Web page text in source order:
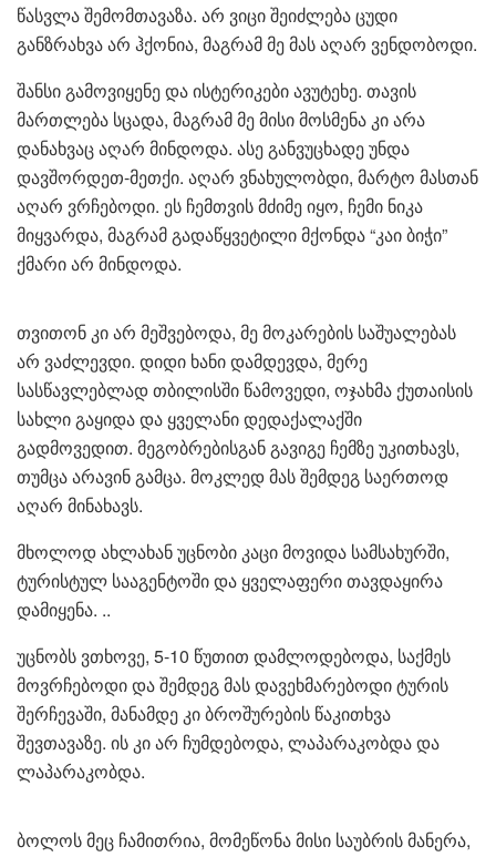
წასვლა შემომთავაზა. არ ვიცი შეიძლება ცუდი
განზრახვა არ ჰქონია, მაგრამ მე მას აღარ ვენდობოდი.
შანსი გამოვიყენე და ისტერიკები ავუტეხე. თავის
მართლება სცადა, მაგრამ მე მისი მოსმენა კი არა
დანახვაც აღარ მინდოდა. ასე განვუცხადე უნდა
დავშორდეთ-მეთქი. აღარ ვნახულობდი, მარტო მასთან
აღარ ვრჩებოდი. ეს ჩემთვის მძიმე იყო, ჩემი ნიკა
მიყვარდა, მაგრამ გადაწყვეტილი მქონდა “კაი ბიჭი”
ქმარი არ მინდოდა.
თვითონ კი არ მეშვებოდა, მე მოკარების საშუალებას
არ ვაძლევდი. დიდი ხანი დამდევდა, მერე
სასწავლებლად თბილისში წამოვედი, ოჯახმა ქუთაისის
სახლი გაყიდა და ყველანი დედაქალაქში
გადმოვედით. მეგობრებისგან გავიგე ჩემზე უკითხავს,
თუმცა არავინ გამცა. მოკლედ მას შემდეგ საერთოდ
აღარ მინახავს.
მხოლოდ ახლახან უცნობი კაცი მოვიდა სამსახურში,
ტურისტულ სააგენტოში და ყველაფერი თავდაყირა
დამიყენა. ..
უცნობს ვთხოვე, 5-10 წუთით დამლოდებოდა, საქმეს
მოვრჩებოდი და შემდეგ მას დავეხმარებოდი ტურის
შერჩევაში, მანამდე კი ბროშურების წაკითხვა
შევთავაზე. ის კი არ ჩუმდებოდა, ლაპარაკობდა და
ლაპარაკობდა.
ბოლოს მეც ჩამითრია, მომეწონა მისი საუბრის მანერა,